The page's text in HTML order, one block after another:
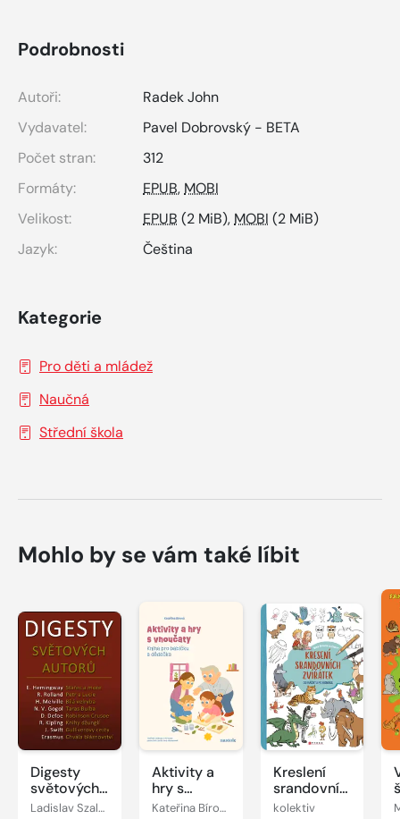
Podrobnosti
Autoři:
Radek John
Vydavatel:
Pavel Dobrovský - BETA
Počet stran:
312
Formáty:
EPUB,MOBI
Velikost:
EPUB (2 MiB),MOBI (2 MiB)
Jazyk:
Čeština
Kategorie
Pro děti a mládež
Naučná
Střední škola
Mohlo by se vám také líbit
Digesty
světových
autorů
Ladislav Szalai, Romana Szalaiová
Aktivity a
hry s
vnoučaty Kateřina Bírová
Kreslení
srandovních
zvířátek
kolektiv